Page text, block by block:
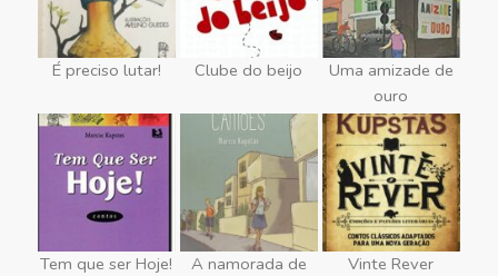
É preciso lutar! Clube do beijo
Uma amizade de
ouro
Tem que ser Hoje!
A namorada de
Vinte Rever